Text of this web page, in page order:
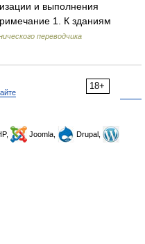
и выполнения
1. К зданиям
переводчика
18+
Joomla,
Drupal,